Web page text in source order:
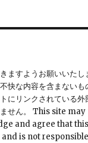
ますようお願いいた
快な内容を含まない
にリンクされている
いません。 This site
and agree that
is not